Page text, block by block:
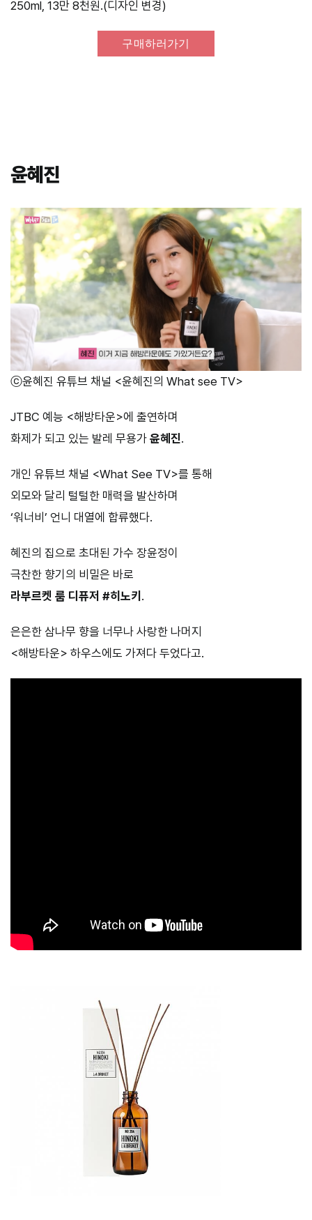
250ml, 13만 8천원.(디자인 변경)
구매하러가기
윤혜진
ⓒ윤혜진 유튜브 채널 <윤혜진의 What see TV>
JTBC 예능 <해방타운>에 출연하며
화제가 되고 있는 발레 무용가 윤혜진.
개인 유튜브 채널 <What See TV>를 통해
외모와 달리 털털한 매력을 발산하며
‘워너비’ 언니 대열에 합류했다.
혜진의 집으로 초대된 가수 장윤정이
극찬한 향기의 비밀은 바로
라부르켓 룸 디퓨저 #히노키 .
은은한 삼나무 향을 너무나 사랑한 나머지
<해방타운> 하우스에도 가져다 두었다고.